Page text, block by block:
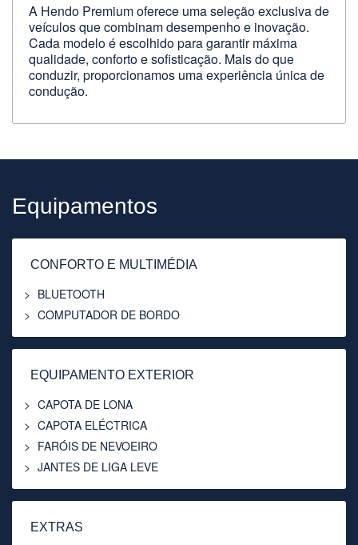
A Hendo Premium oferece uma seleção exclusiva de
veículos que combinam desempenho e inovação.
Cada modelo é escolhido para garantir máxima
qualidade, conforto e sofisticação. Mais do que
conduzir, proporcionamos uma experiência única de
condução.
Equipamentos
CONFORTO E MULTIMÉDIA
BLUETOOTH
COMPUTADOR DE BORDO
EQUIPAMENTO EXTERIOR
CAPOTA DE LONA
CAPOTA ELÉCTRICA
FARÓIS DE NEVOEIRO
JANTES DE LIGA LEVE
EXTRAS